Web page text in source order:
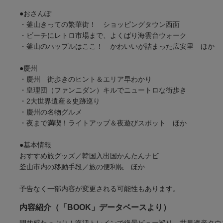
●おさんぽ
・釜山きっての繁華街！ ショッピングタウン西面
・ビーチにレトロ市場まで、よくばり海雲台ウォーク
・釜山のハップルはここ！ かわいいが詰まった広安里 ほか
●慶州
・慶州 街歩きのヒント＆エリア早わかり
・皇理団（ファンニダン）キルでニュートロな街歩き
・2大世界遺産＆史跡巡り
・慶州の名物グルメ
・夜まで満喫！ライトアップ＆夜遊びスポット ほか
●基本情報
おすすめ旅グッズ／韓国入出国かんたんナビ
釜山市内の移動手段／旅の便利帳 ほか
予告なく一部内容が変更される可能性もあります。
内容紹介（「BOOK」データベースより）